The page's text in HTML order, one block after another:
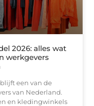
2026: alles wat
werkgevers
een van de
van Nederland.
en kledingwinkels